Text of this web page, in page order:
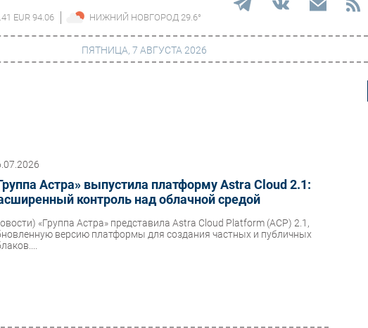
EUR 94.06 НИЖНИЙ НОВГОРОД 29.6°
Инновации
CIO/Управление ИТ
Гаджеты
ПЯТНИЦА, 7 АВГУСТА 2026
Астра» выпустила платформу Astra Cloud 2.1:
контроль над облачной средой
«Группа Астра» представила Astra Cloud Platform (ACP) 2.1,
версию платформы для создания частных и публичных